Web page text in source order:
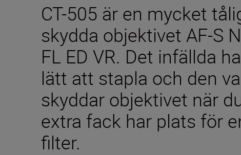
CT-505 är en mycket
skydda objektivet AF-S
FL ED VR. Det infällda
lätt att stapla och den
skyddar objektivet när
extra fack har plats för
filter.